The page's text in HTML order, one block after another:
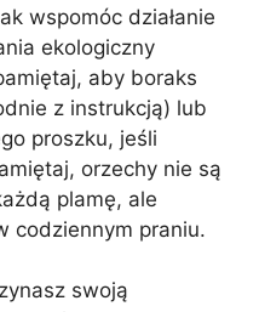
wspomóc działanie
ekologiczny
aby boraks
z instrukcją) lub
proszku, jeśli
orzechy nie są
plamę, ale
codziennym praniu.
swoją